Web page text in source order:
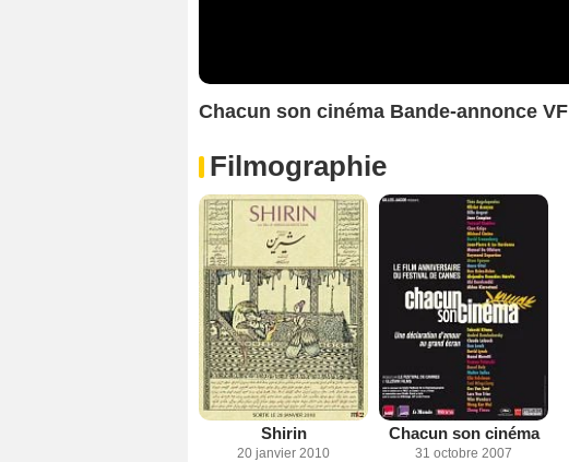
Chacun son cinéma Bande-annonce VF
Filmographie
Shirin
20 janvier 2010
Chacun son cinéma
31 octobre 2007